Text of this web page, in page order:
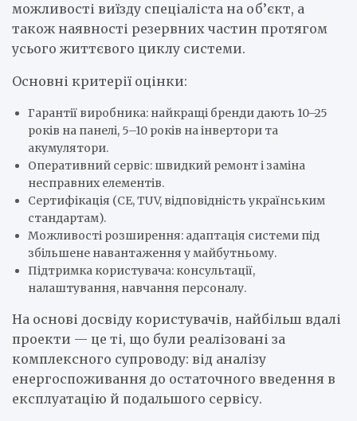
можливості виїзду спеціаліста на об’єкт, а
також наявності резервних частин протягом
усього життєвого циклу системи.
Основні критерії оцінки:
Гарантії виробника: найкращі бренди дають 10–25
років на панелі, 5–10 років на інвертори та
акумулятори.
Оперативний сервіс: швидкий ремонт і заміна
несправних елементів.
Сертифікація (CE, TUV, відповідність українським
стандартам).
Можливості розширення: адаптація системи під
збільшене навантаження у майбутньому.
Підтримка користувача: консультації,
налаштування, навчання персоналу.
На основі досвіду користувачів, найбільш вдалі
проекти — це ті, що були реалізовані за
комплексного супроводу: від аналізу
енергоспоживання до остаточного введення в
експлуатацію й подальшого сервісу.